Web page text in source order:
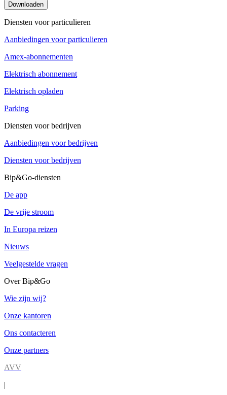
Downloaden
Diensten voor particulieren
Aanbiedingen voor particulieren
Amex-abonnementen
Elektrisch abonnement
Elektrisch opladen
Parking
Diensten voor bedrijven
Aanbiedingen voor bedrijven
Diensten voor bedrijven
Bip&Go-diensten
De app
De vrije stroom
In Europa reizen
Nieuws
Veelgestelde vragen
Over Bip&Go
Wie zijn wij?
Onze kantoren
Ons contacteren
Onze partners
AVV
|